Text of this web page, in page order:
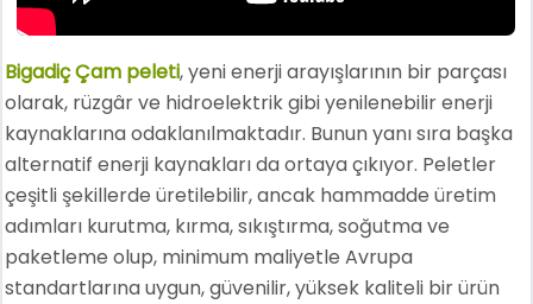
Bigadiç Çam peleti, yeni enerji arayışlarının bir parçası
olarak, rüzgâr ve hidroelektrik gibi yenilenebilir enerji
kaynaklarına odaklanılmaktadır. Bunun yanı sıra başka
alternatif enerji kaynakları da ortaya çıkıyor. Peletler
çeşitli şekillerde üretilebilir, ancak hammadde üretim
adımları kurutma, kırma, sıkıştırma, soğutma ve
paketleme olup, minimum maliyetle Avrupa
standartlarına uygun, güvenilir, yüksek kaliteli bir ürün